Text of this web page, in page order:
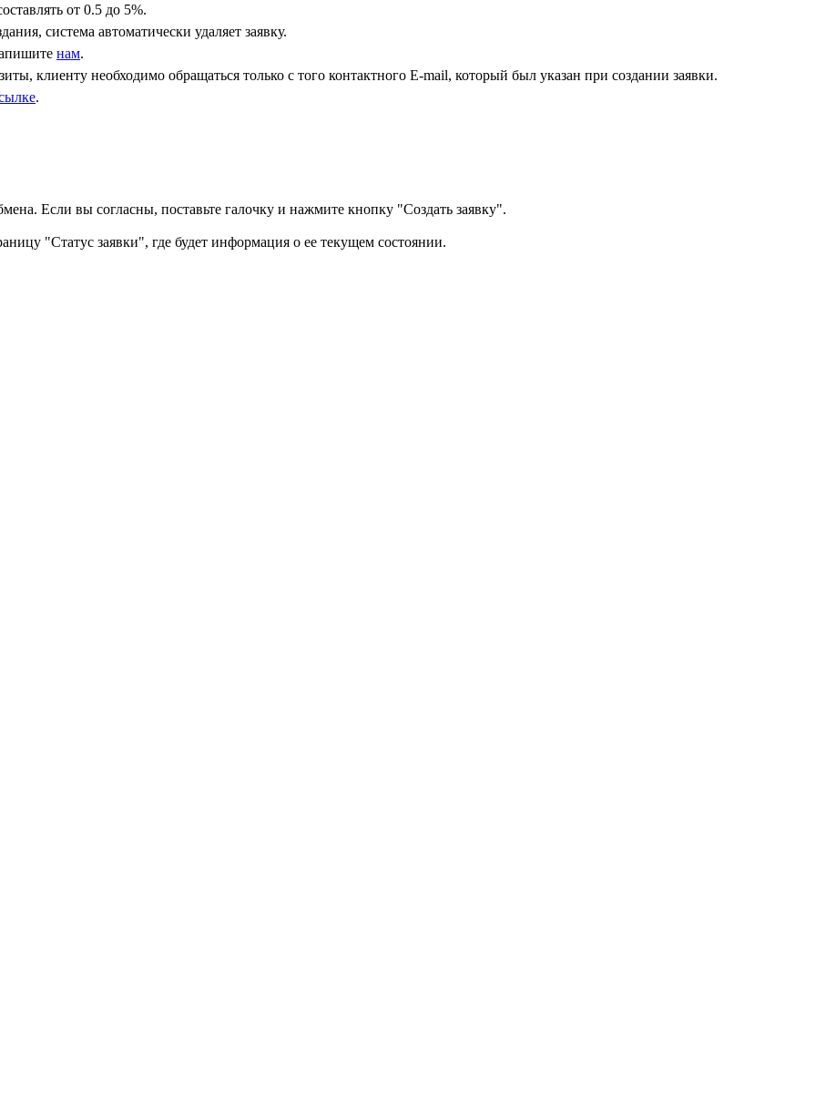
от 0.5 до 5%.
система автоматически удаляет заявку.
нам.
клиенту необходимо обращаться только с того контактного Е-mail, который был указан при создании заявки.
.
Если вы согласны, поставьте галочку и нажмите кнопку "Создать заявку".
"Статус заявки", где будет информация о ее текущем состоянии.